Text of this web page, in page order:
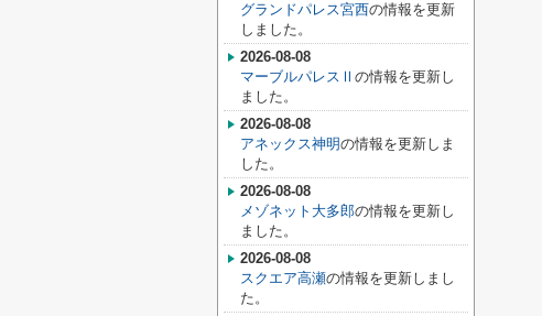
グランドパレス宮西の情報を更新
しました。
2026-08-08
マーブルパレスⅡ の情報を更新し
ました。
2026-08-08
アネックス神明の情報を更新しま
した。
2026-08-08
メゾネット大多郎の情報を更新し
ました。
2026-08-08
スクエア高瀬の情報を更新しまし
た。